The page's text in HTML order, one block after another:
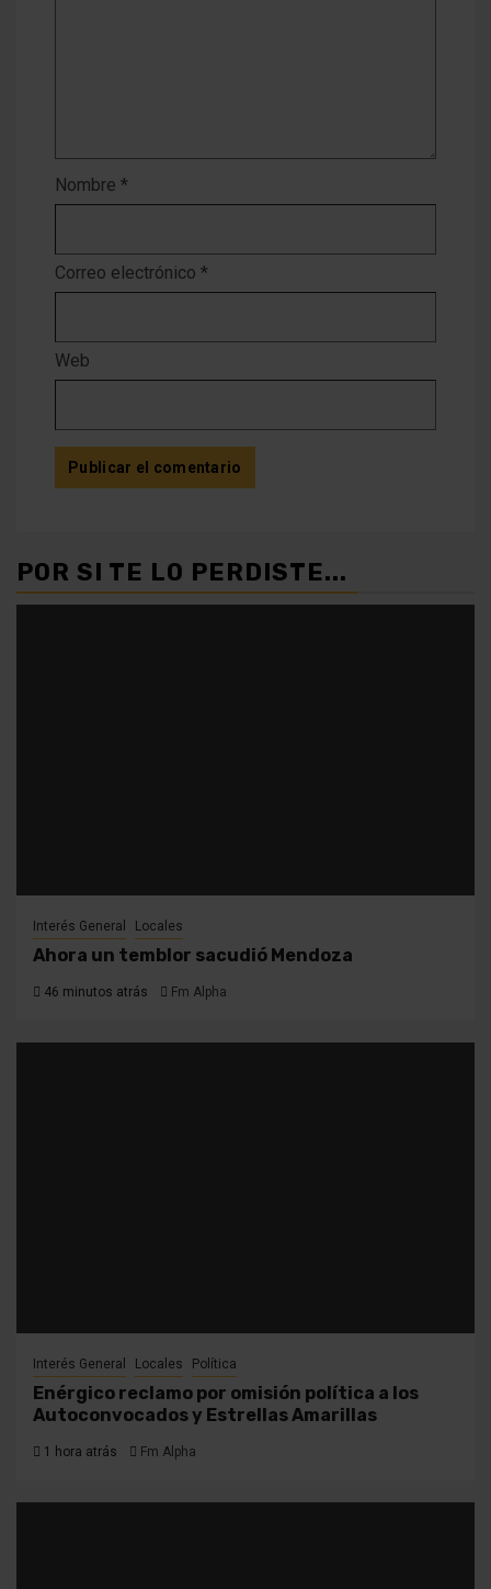
Nombre *
Correo electrónico *
Web
POR SI TE LO PERDISTE...
Interés General Locales
Ahora un temblor sacudió Mendoza
46 minutos atrás Fm Alpha
Interés General Locales Política
Enérgico reclamo por omisión política a los
Autoconvocados y Estrellas Amarillas
1 hora atrás Fm Alpha